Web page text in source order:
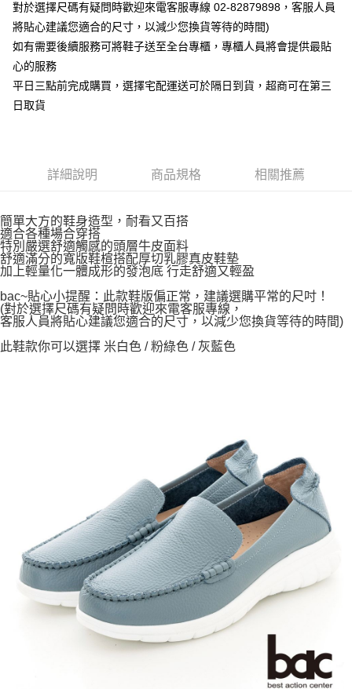
對於選擇尺碼有疑問時歡迎來電客服專線 02-82879898，客服人員
將貼心建議您適合的尺寸，以減少您換貨等待的時間)
如有需要後續服務可將鞋子送至全台專櫃，專櫃人員將會提供最貼
心的服務
平日三點前完成購買，選擇宅配運送可於隔日到貨，超商可在第三
日取貨
詳細說明 商品規格 相關推薦
簡單大方的鞋身造型，耐看又百搭
適合各種場合穿搭
特別嚴選舒適觸感的頭層牛皮面料
舒適滿分的寬版鞋楦搭配厚切乳膠真皮鞋墊
加上輕量化一體成形的發泡底 行走舒適又輕盈
bac~貼心小提醒：此款鞋版偏正常，建議選購平常的尺吋！
(對於選擇尺碼有疑問時歡迎來電客服專線，
客服人員將貼心建議您適合的尺寸，以減少您換貨等待的時間)
此鞋款你可以選擇 米白色 / 粉綠色 / 灰藍色